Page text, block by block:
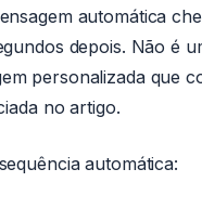
automática
depois. Não é
personalizada que
no artigo.
automática: